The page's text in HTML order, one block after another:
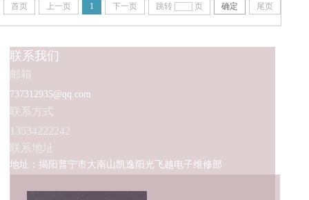
首页 上一页 1 下一页 跳转 页 确定 尾页
联系我们
邮箱
737312935@qq.com
联系方式
13534222242
联系地址
地址：揭阳普宁市大南山凯逸阳光飞越电子维修部